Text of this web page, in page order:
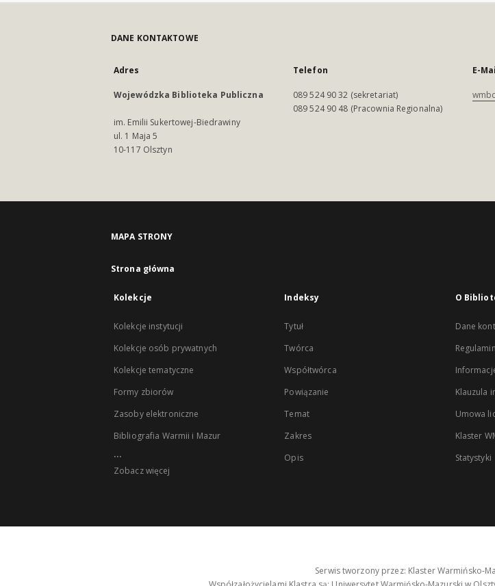
DANE KONTAKTOWE
Adres
Wojewódzka Biblioteka Publiczna
im. Emilii Sukertowej-Biedrawiny
ul. 1 Maja 5
10-117 Olsztyn
Telefon
089 524 90 32 (sekretariat)
089 524 90 48 (Pracownia Regionalna)
E-
MAPA STRONY
Strona główna
Kolekcje
Kolekcje instytucji
Kolekcje osób prywatnych
Kolekcje tematyczne
Formy zbiorów
Zasoby elektroniczne
Bibliografia Warmii i Mazur
...
Zobacz więcej
Indeksy
Tytuł
Twórca
Współtwórca
Powiązanie
Temat
Zakres
Opis
O
Dane
Regulamin
Klauzula
Umowa
Klaster
Statystyki
Serwis tworzony przez: Klaster Warmińsko-